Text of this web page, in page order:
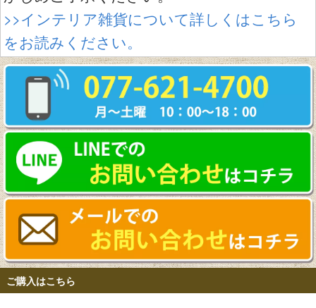
>>インテリア雑貨について詳しくはこちら
をお読みください。
ご購入はこちら